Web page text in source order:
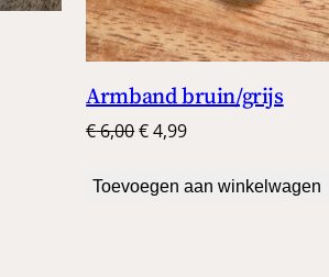
Armband bruin/grijs
€6,00Oorspronkelijke
was:
€4,99Huidige
is:
Toevoegen aan winkelwagen